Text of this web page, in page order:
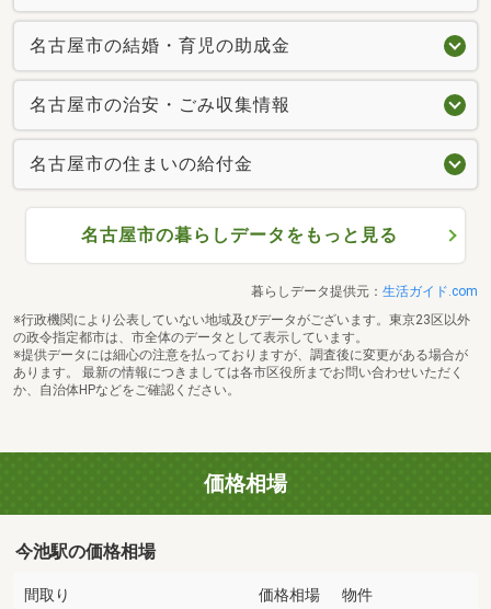
名古屋市の結婚・育児の助成金
名古屋市の治安・ごみ収集情報
名古屋市の住まいの給付金
名古屋市の暮らしデータをもっと見る
暮らしデータ提供元： 生活ガイド.com
※行政機関により公表していない地域及びデータがございます。東京23区以外
の政令指定都市は、市全体のデータとして表示しています。
※提供データには細心の注意を払っておりますが、調査後に変更がある場合が
あります。 最新の情報につきましては各市区役所までお問い合わせいただく
か、自治体HPなどをご確認ください。
価格相場
今池駅の価格相場
間取り 価格相場 物件